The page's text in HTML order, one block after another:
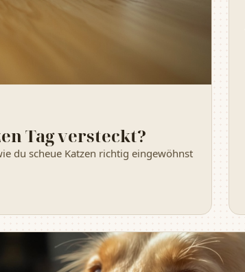
Tag versteckt?
du scheue Katzen richtig eingewöhnst